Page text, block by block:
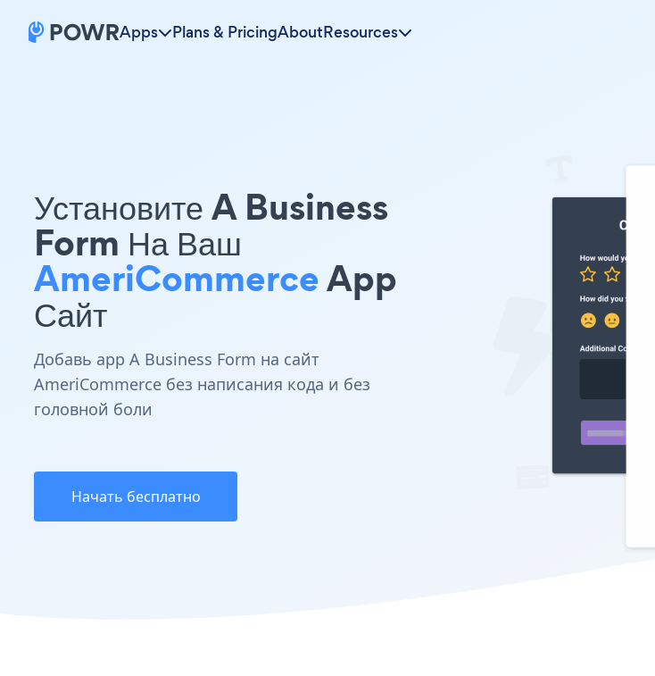
Apps Plans & PricingAboutResources
Установите A Business
Form На Ваш
AmeriCommerceApp
Сайт
Добавь app A Business Form на сайт
AmeriCommerce без написания кода и без
головной боли
Начать бесплатно